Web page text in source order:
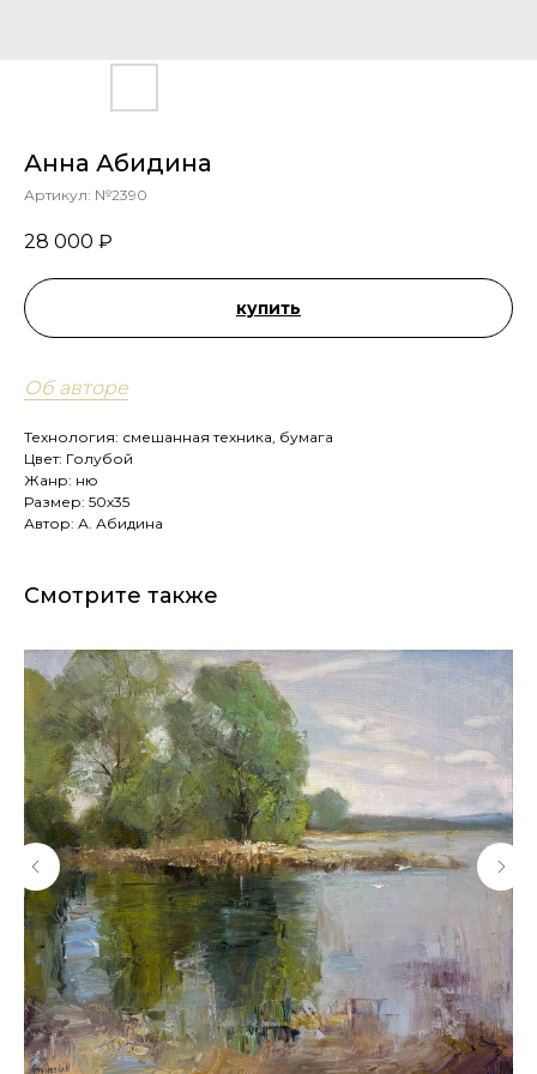
Анна Абидина
Артикул: №2390
28 000 ₽
купить
Об авторе
Технология: смешанная техника, бумага
Цвет: Голубой
Жанр: ню
Размер: 50х35
Автор: А. Абидина
Смотрите также